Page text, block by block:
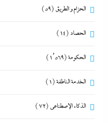
الحزام و الطريق (59)
الحصاد (14)
الحكومة(1٬569)
الخدمة الناطقة(1)
الذكاء الإصطناعي (72)